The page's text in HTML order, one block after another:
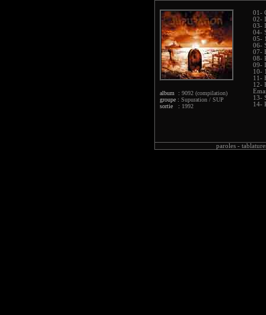
album : 9092 (compilation)
groupe : Supuration / SUP
sortie : 1992
01-
02-
03-
04-
05-
06-
07-
08-
09-
10-
11-
12-
13-
14-
paroles -